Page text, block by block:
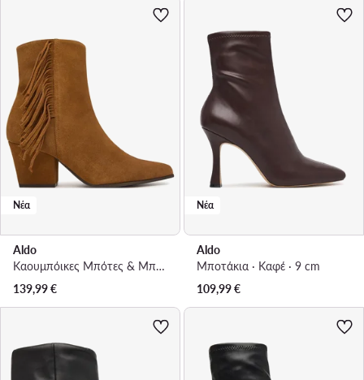
Νέα
Aldo
Καουμπόικες Μπότες & Μποτάκια · Καφέ · 6.5 cm
139,99€
Νέα
Aldo
Μποτάκια · Καφέ · 9 cm
109,99€